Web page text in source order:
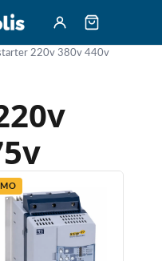
220v 380v 440v